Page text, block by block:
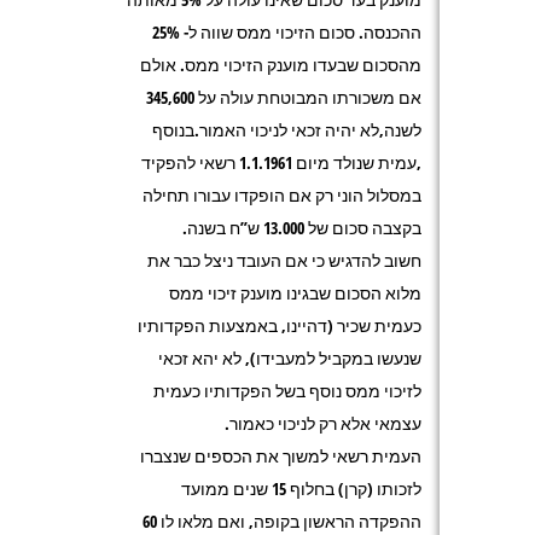
ההכנסה. סכום הזיכוי ממס שווה ל- 25%
מהסכום שבעדו מוענק הזיכוי ממס. אולם
אם משכורתו המבוטחת עולה על 345,600
לשנה,לא יהיה זכאי לניכוי האמור.בנוסף
,עמית שנולד מיום 1.1.1961 רשאי להפקיד
במסלול הוני רק אם הופקדו עבורו תחילה
בקצבה סכום של 13.000 ש”ח בשנה.
חשוב להדגיש כי אם העובד ניצל כבר את
מלוא הסכום שבגינו מוענק זיכוי ממס
כעמית שכיר (דהיינו, באמצעות הפקדותיו
שנעשו במקביל למעבידו), לא יהא זכאי
לזיכוי ממס נוסף בשל הפקדותיו כעמית
עצמאי אלא רק לניכוי כאמור.
העמית רשאי למשוך את הכספים שנצברו
לזכותו (קרן) בחלוף 15 שנים ממועד
ההפקדה הראשון בקופה, ואם מלאו לו 60